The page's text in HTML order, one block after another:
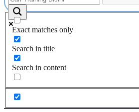
Exact matches only
Search in title
Search in content